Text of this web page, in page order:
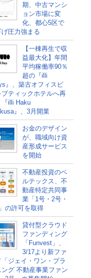
期、中古マンシ
ョン市場に変
化、都心5区で
げ圧力強まる
【一棟再生で収
益最大化】年間
平均稼働率90％
超の『illi
』、築古オフィスビ
ブティックホテルへ再
『illi Haku
』、3月開業
お金のデザイン
が、職域向け資
産形成サービス
を開始
不動産投資のベ
ルテックス、不
動産特定共同事
業「1号・2号・
の許可を取得
貸付型クラウド
ファンディング
「Funvest」、
3/17より新ファ
「ジェイ・ワン・プラ
ング 不動産事業ファン